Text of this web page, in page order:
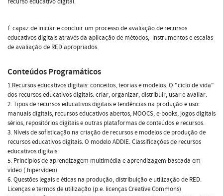
É capaz de iniciar e concluir um processo de avaliação de recursos
educativos digitais através da aplicação de métodos, instrumentos e escalas
de avaliação de RED apropriados.
Conteúdos Programáticos
1.Recursos educativos digitais: conceitos, teorias e modelos. O "ciclo de vida"
dos recursos educativos digitais: criar, organizar, distribuir, usar e avaliar.
2. Tipos de recursos educativos digitais e tendências na produção e uso:
manuais digitais, recursos educativos abertos, MOOCS, e-books, jogos digitais
sérios, repositórios digitais e outras plataformas de conteúdos e recursos.
3. Níveis de sofisticação na criação de recursos e modelos de produção de
recursos educativos digitais. O modelo ADDIE. Classificações de recursos
educativos digitais.
5. Princípios de aprendizagem multimédia e aprendizagem baseada em
vídeo ( hipervídeo)
6. Questões legais e éticas na produção, distribuição e utilização de RED.
Licenças e termos de utilização (p.e. licenças Creative Commons)